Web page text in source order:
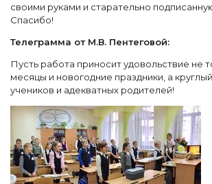
своими руками и старательно
Спасибо!
Телеграмма от М.В. Пентеговой:
Пусть работа приносит удовольствие не
месяцы и новогодние праздники, а
учеников и адекватных родителей!